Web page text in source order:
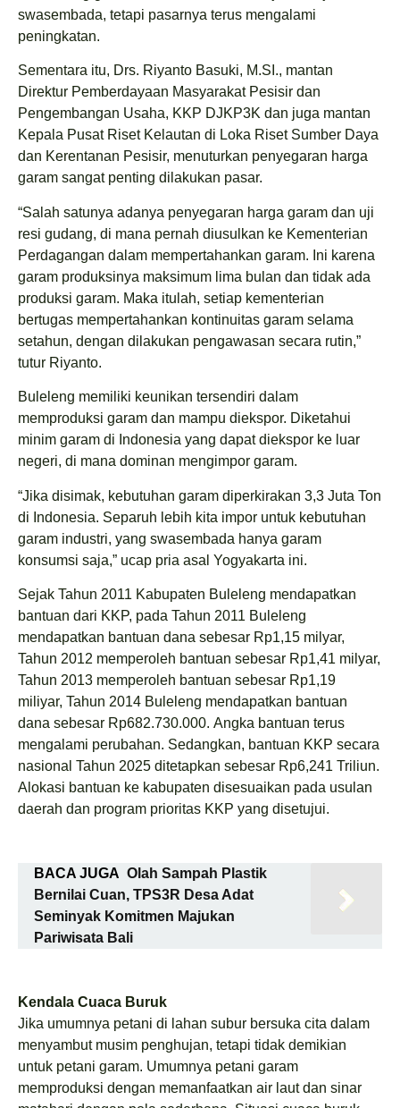
swasembada, tetapi pasarnya terus mengalami
peningkatan.
Sementara itu, Drs. Riyanto Basuki, M.SI., mantan
Direktur Pemberdayaan Masyarakat Pesisir dan
Pengembangan Usaha, KKP DJKP3K dan juga mantan
Kepala Pusat Riset Kelautan di Loka Riset Sumber Daya
dan Kerentanan Pesisir, menuturkan penyegaran harga
garam sangat penting dilakukan pasar.
“Salah satunya adanya penyegaran harga garam dan uji
resi gudang, di mana pernah diusulkan ke Kementerian
Perdagangan dalam mempertahankan garam. Ini karena
garam produksinya maksimum lima bulan dan tidak ada
produksi garam. Maka itulah, setiap kementerian
bertugas mempertahankan kontinuitas garam selama
setahun, dengan dilakukan pengawasan secara rutin,”
tutur Riyanto.
Buleleng memiliki keunikan tersendiri dalam
memproduksi garam dan mampu diekspor. Diketahui
minim garam di Indonesia yang dapat diekspor ke luar
negeri, di mana dominan mengimpor garam.
“Jika disimak, kebutuhan garam diperkirakan 3,3 Juta Ton
di Indonesia. Separuh lebih kita impor untuk kebutuhan
garam industri, yang swasembada hanya garam
konsumsi saja,” ucap pria asal Yogyakarta ini.
Sejak Tahun 2011 Kabupaten Buleleng mendapatkan
bantuan dari KKP, pada Tahun 2011 Buleleng
mendapatkan bantuan dana sebesar Rp1,15 milyar,
Tahun 2012 memperoleh bantuan sebesar Rp1,41 milyar,
Tahun 2013 memperoleh bantuan sebesar Rp1,19
miliyar, Tahun 2014 Buleleng mendapatkan bantuan
dana sebesar Rp682.730.000. Angka bantuan terus
mengalami perubahan. Sedangkan, bantuan KKP secara
nasional Tahun 2025 ditetapkan sebesar Rp6,241 Triliun.
Alokasi bantuan ke kabupaten disesuaikan pada usulan
daerah dan program prioritas KKP yang disetujui.
BACA JUGA Olah Sampah Plastik
Bernilai Cuan, TPS3R Desa Adat
Seminyak Komitmen Majukan
Pariwisata Bali
Kendala Cuaca Buruk
Jika umumnya petani di lahan subur bersuka cita dalam
menyambut musim penghujan, tetapi tidak demikian
untuk petani garam. Umumnya petani garam
memproduksi dengan memanfaatkan air laut dan sinar